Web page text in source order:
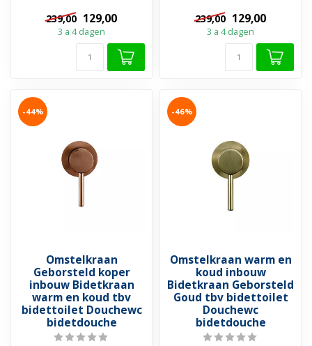
u op zoek naar een luxe
inbouwkraan...
239,00 129,00
3 a 4 dagen
naar een ...
239,00 129,00
3 a 4 dagen
-44%
Omstelkraan
Geborsteld koper
inbouw Bidetkraan
warm en koud tbv
bidettoilet Douchewc
bidetdouche
-46%
Omstelkraan warm en
koud inbouw
Bidetkraan Geborsteld
Goud tbv bidettoilet
Douchewc
bidetdouche